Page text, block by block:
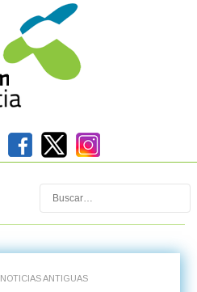
Buscar
NOTICIAS ANTIGUAS